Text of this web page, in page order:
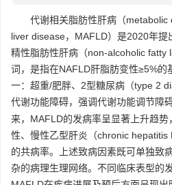
代谢相关脂肪性肝病（
liver disease，MAFLD）是2020年
精性脂肪性肝病（non-alcoholic fatty
词，是指在NAFLD肝脂肪变性≥5%的
一：超重/肥胖、2型糖尿病（type 2
代谢功能障碍，强调代谢功能调节障
来，MAFLD的发病率呈显著上升趋
性、慢性乙型肝炎（chronic hepatitis
的共病率。上述致病因素既可单独致
杂的病理生理网络。不同临床表型的